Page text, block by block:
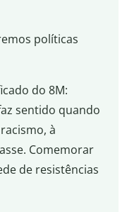
políticas
do 8M:
sentido quando
à
Comemorar
de resistências